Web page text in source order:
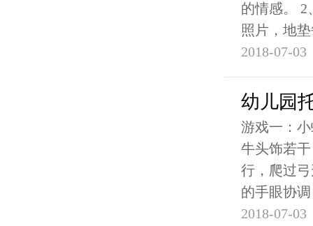
的情感。 2
照片，地
2018-07-03
幼儿园
游戏一：
牛头饰若
行，爬过
的手眼协调
2018-07-03